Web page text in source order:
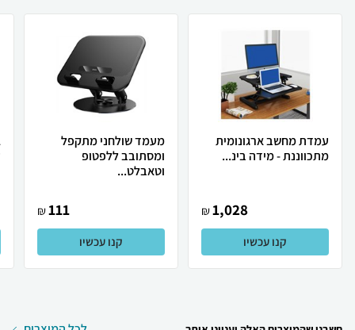
עמדת מחשב ארגונומית
מתכווננת - מידה בינ...
1,028
₪
קנו עכשיו
מעמד שולחני מתקפל
ומסתובב ללפטופ
וטאבלט...
111
₪
קנו עכשיו